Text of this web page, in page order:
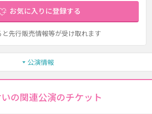
お気に入りに登録する
先行販売情報等が受け取れます
公演情報
の関連公演のチケット